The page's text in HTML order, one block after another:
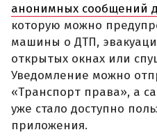
анонимных сообщений
которую можно
машины о ДТП,
открытых окнах или
Уведомление можно
«Транспорт права», а
уже стало доступно
приложения.